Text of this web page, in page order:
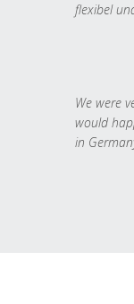
flexibel
We were
would
in